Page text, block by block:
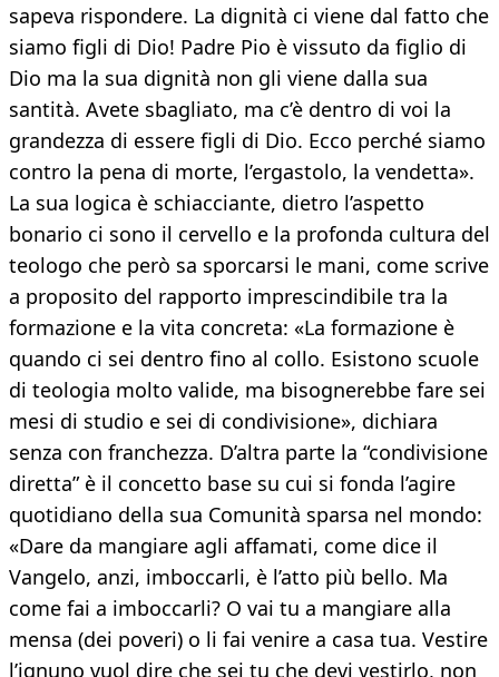
sapeva rispondere. La dignità ci viene dal fatto che
siamo figli di Dio! Padre Pio è vissuto da figlio di
Dio ma la sua dignità non gli viene dalla sua
santità. Avete sbagliato, ma c’è dentro di voi la
grandezza di essere figli di Dio. Ecco perché siamo
contro la pena di morte, l’ergastolo, la vendetta».
La sua logica è schiacciante, dietro l’aspetto
bonario ci sono il cervello e la profonda cultura del
teologo che però sa sporcarsi le mani, come scrive
a proposito del rapporto imprescindibile tra la
formazione e la vita concreta: «La formazione è
quando ci sei dentro fino al collo. Esistono scuole
di teologia molto valide, ma bisognerebbe fare sei
mesi di studio e sei di condivisione», dichiara
senza con franchezza. D’altra parte la “condivisione
diretta” è il concetto base su cui si fonda l’agire
quotidiano della sua Comunità sparsa nel mondo:
«Dare da mangiare agli affamati, come dice il
Vangelo, anzi, imboccarli, è l’atto più bello. Ma
come fai a imboccarli? O vai tu a mangiare alla
mensa (dei poveri) o li fai venire a casa tua. Vestire
l’ignuno vuol dire che sei tu che devi vestirlo, non